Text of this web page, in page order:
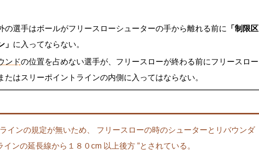
の選手はボールがフリースローシューターの手から離れる前に
「制限区
に入ってならない。
ンドの位置を占めない選手が、フリースローが終わる前にフリースロー
たはスリーポイントラインの内側に入ってはならない。
インの規定が無いため、 フリースローの時のシューターとリバウンダ
ンの延長線から１８０cm 以上後方 ”とされている。